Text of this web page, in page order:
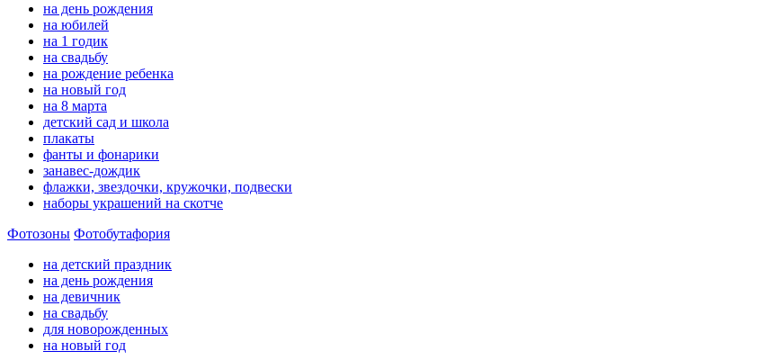
на день рождения
на юбилей
на 1 годик
на свадьбу
на рождение ребенка
на новый год
на 8 марта
детский сад и школа
плакаты
фанты и фонарики
занавес-дождик
флажки, звездочки, кружочки, подвески
наборы украшений на скотче
Фотозоны Фотобутафория
на детский праздник
на день рождения
на девичник
на свадьбу
для новорожденных
на новый год